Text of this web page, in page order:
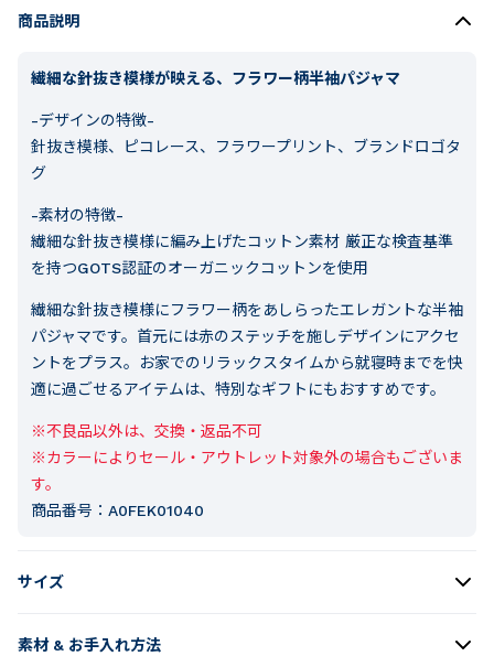
商品説明
繊細な針抜き模様が映える、フラワー柄半袖パジャマ
-デザインの特徴-
針抜き模様、ピコレース、フラワープリント、ブランドロゴタ
グ
-素材の特徴-
繊細な針抜き模様に編み上げたコットン素材 厳正な検査基準
を持つGOTS認証のオーガニックコットンを使用
繊細な針抜き模様にフラワー柄をあしらったエレガントな半袖
パジャマです。首元には赤のステッチを施しデザインにアクセ
ントをプラス。お家でのリラックスタイムから就寝時までを快
適に過ごせるアイテムは、特別なギフトにもおすすめです。
※不良品以外は、交換・返品不可
※カラーによりセール・アウトレット対象外の場合もございま
す。
商品番号： A0FEK01040
サイズ
素材 & お手入れ方法